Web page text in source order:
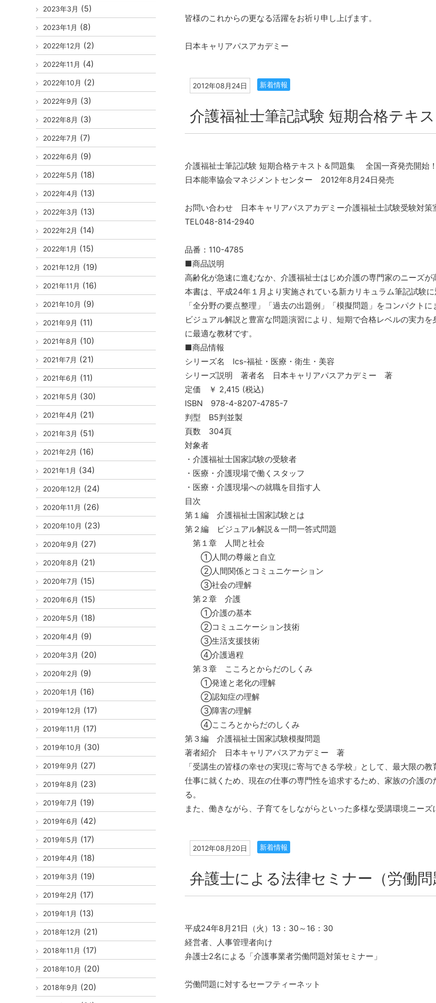
皆様のこれからの更なる活躍をお祈り申し上げます。
日本キャリアパスアカデミー
2012年08月24日 新着情報
介護福祉士筆記試験 短期合格テキス
介護福祉士筆記試験 短期合格テキスト＆問題集 全国一斉発売開始！
日本能率協会マネジメントセンター 2012年8月24日発売
お問い合わせ 日本キャリアパスアカデミー介護福祉士試験受験対策
TEL048-814-2940
品番：110-4785
■商品説明
高齢化が急速に進むなか、介護福祉士はじめ介護の専門家のニーズが
本書は、平成24年１月より実施されている新カリキュラム筆記試験
「全分野の要点整理」「過去の出題例」「模擬問題」をコンパクトに
ビジュアル解説と豊富な問題演習により、短期で合格レベルの実力
に最適な教材です。
■商品情報
シリーズ名 lcs-福祉・医療・衛生・美容
シリーズ説明 著者名 日本キャリアパスアカデミー 著
定価 ￥ 2,415 (税込)
ISBN 978-4-8207-4785-7
判型 B5判並製
頁数 304頁
対象者
・介護福祉士国家試験の受験者
・医療・介護現場で働くスタッフ
・医療・介護現場への就職を目指す人
目次
第１編 介護福祉士国家試験とは
第２編 ビジュアル解説＆一問一答式問題
第１章 人間と社会
①人間の尊厳と自立
②人間関係とコミュニケーション
③社会の理解
第２章 介護
①介護の基本
②コミュニケーション技術
③生活支援技術
④介護過程
第３章 こころとからだのしくみ
①発達と老化の理解
②認知症の理解
③障害の理解
④こころとからだのしくみ
第３編 介護福祉士国家試験模擬問題
著者紹介 日本キャリアパスアカデミー 著
「受講生の皆様の幸せの実現に寄与できる学校」として、最大限の教
仕事に就くため、現在の仕事の専門性を追求するため、家族の介護
る。
また、働きながら、子育てをしながらといった多様な受講環境ニーズ
2012年08月20日 新着情報
弁護士による法律セミナー（労働問
平成24年8月21日（火）13：30～16：30
経営者、人事管理者向け
弁護士2名による「介護事業者労働問題対策セミナー」
労働問題に対するセーフティーネット
2023年3月 (5)
2023年1月 (8)
2022年12月 (2)
2022年11月 (4)
2022年10月 (2)
2022年9月 (3)
2022年8月 (3)
2022年7月 (7)
2022年6月 (9)
2022年5月 (18)
2022年4月 (13)
2022年3月 (13)
2022年2月 (14)
2022年1月 (15)
2021年12月 (19)
2021年11月 (16)
2021年10月 (9)
2021年9月 (11)
2021年8月 (10)
2021年7月 (21)
2021年6月 (11)
2021年5月 (30)
2021年4月 (21)
2021年3月 (51)
2021年2月 (16)
2021年1月 (34)
2020年12月 (24)
2020年11月 (26)
2020年10月 (23)
2020年9月 (27)
2020年8月 (21)
2020年7月 (15)
2020年6月 (15)
2020年5月 (18)
2020年4月 (9)
2020年3月 (20)
2020年2月 (9)
2020年1月 (16)
2019年12月 (17)
2019年11月 (17)
2019年10月 (30)
2019年9月 (27)
2019年8月 (23)
2019年7月 (19)
2019年6月 (42)
2019年5月 (17)
2019年4月 (18)
2019年3月 (19)
2019年2月 (17)
2019年1月 (13)
2018年12月 (21)
2018年11月 (17)
2018年10月 (20)
2018年9月 (20)